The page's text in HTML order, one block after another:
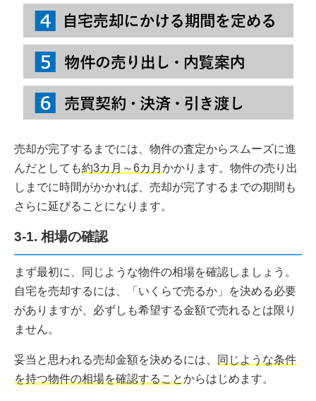
売却が完了するまでには、物件の査定からスムーズに進
んだとしても約3カ月～6カ月 かかります。物件の売り出
しまでに時間がかかれば、売却が完了するまでの期間も
さらに延びることになります。
3-1. 相場の確認
まず最初に、同じような物件の相場を確認しましょう。
自宅を売却するには、「いくらで売るか」を決める必要
がありますが、必ずしも希望する金額で売れるとは限り
ません。
妥当と思われる売却金額を決めるには、
同じような条件
を持つ物件の相場を確認することからはじめます。